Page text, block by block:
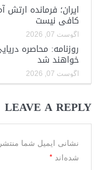
ایران؛ فرمانده
کافی نیست
آگوست 07, 2026
روزنامه: محاصره
خواهند شد
آگوست 07, 2026
LEAVE A REPLY
نشانی ایمیل شما
شده‌اند *